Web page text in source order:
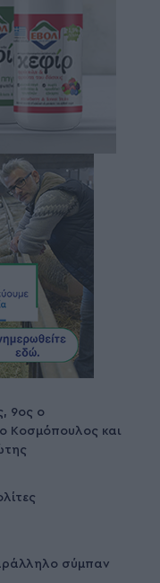
9ος ο
Κοσμόπουλος και
σύμπαν